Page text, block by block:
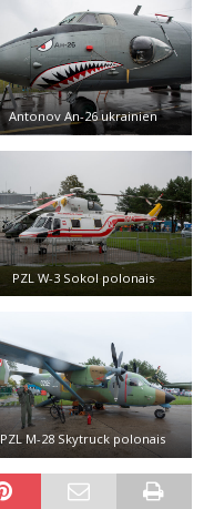
Antonov An-26 ukrainien
PZL W-3 Sokol polonais
PZL M-28 Skytruck polonais